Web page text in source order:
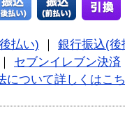
払い)
銀行振込(後
セブンイレブン決済
について詳しくはこ